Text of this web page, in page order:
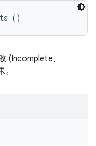
()
(Incomplete、